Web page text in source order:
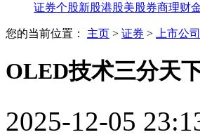
证券个股新股港股美股券商理财
您的当前位置： 主页 > 证券 > 上市公司
OLED技术三分天
2025-12-05